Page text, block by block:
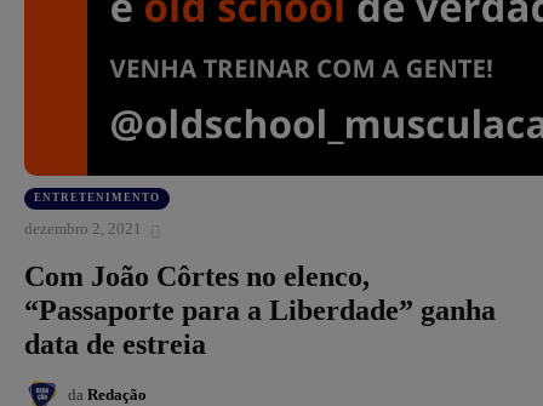
ENTRETENIMENTO
dezembro 2, 2021
Com João Côrtes no elenco,
“Passaporte para a Liberdade” ganha
data de estreia
da Redação